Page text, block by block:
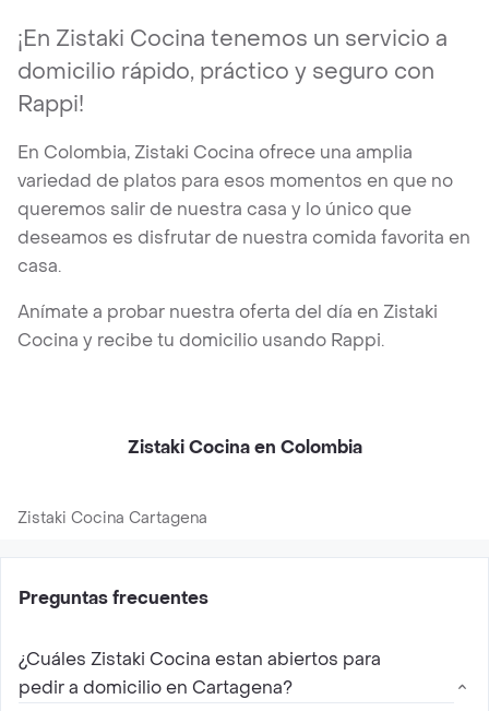
¡En Zistaki Cocina tenemos un servicio a
domicilio rápido, práctico y seguro con
Rappi!
En Colombia, Zistaki Cocina ofrece una amplia
variedad de platos para esos momentos en que no
queremos salir de nuestra casa y lo único que
deseamos es disfrutar de nuestra comida favorita en
casa.
Anímate a probar nuestra oferta del día en Zistaki
Cocina y recibe tu domicilio usando Rappi.
Zistaki Cocina en Colombia
Zistaki Cocina Cartagena
Preguntas frecuentes
¿Cuáles Zistaki Cocina estan abiertos para
pedir a domicilio en Cartagena?